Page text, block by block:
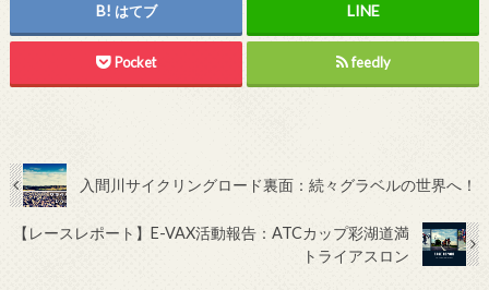
はてブ
Pocket feedly
入間川サイクリングロード裏面：続々グラベルの世界へ！
【レースレポート】E-VAX活動報告：ATCカップ彩湖道満
トライアスロン